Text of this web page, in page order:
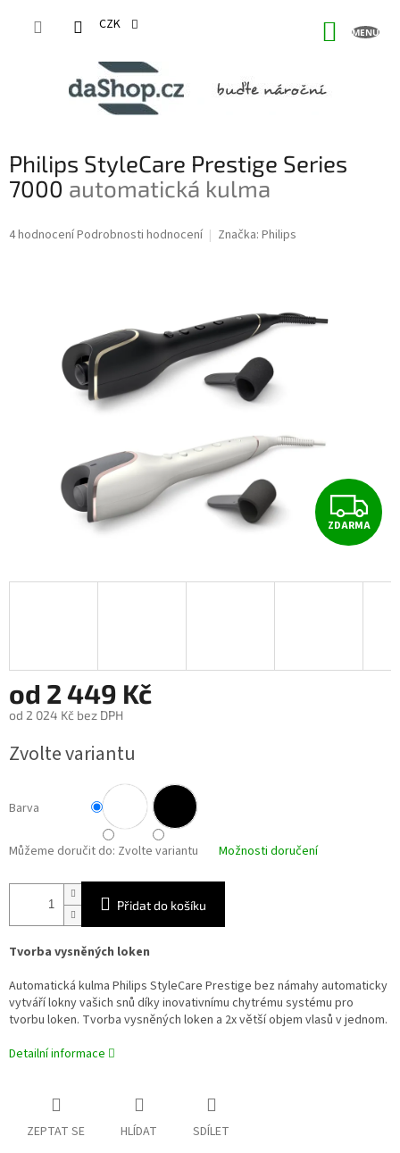
CZK
Philips StyleCare Prestige Series
7000 automatická kulma
Průměrné
hvězdiček.
4 hodnoceníPodrobnosti hodnocení Značka: Philips
Z
D
A
ZDARMA
od 2 449 Kč
od 2 024 Kč bez DPH
cena:
Zvolte variantu
Barva
Můžeme doručit do: Zvolte variantu Možnosti doručení
Přidat do košíku
Tvorba vysněných loken
Automatická kulma Philips StyleCare Prestige bez námahy automaticky
vytváří lokny vašich snů díky inovativnímu chytrému systému pro
tvorbu loken. Tvorba vysněných loken a 2x větší objem vlasů v jednom.
Detailní informace
ZEPTAT SE HLÍDAT SDÍLET